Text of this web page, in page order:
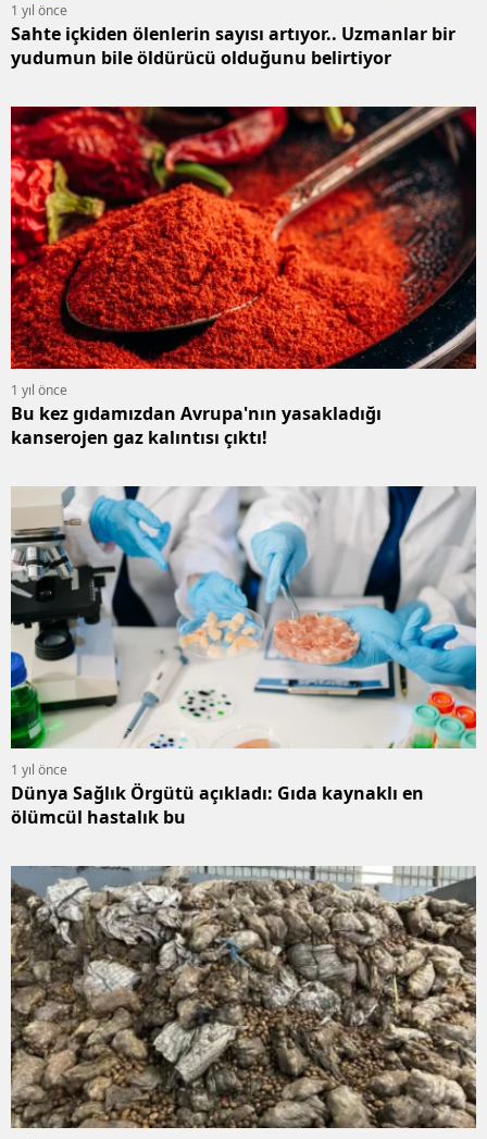
1 yıl önce
Sahte içkiden ölenlerin sayısı artıyor.. Uzmanlar bir
yudumun bile öldürücü olduğunu belirtiyor
1 yıl önce
Bu kez gıdamızdan Avrupa'nın yasakladığı
kanserojen gaz kalıntısı çıktı!
1 yıl önce
Dünya Sağlık Örgütü açıkladı: Gıda kaynaklı en
ölümcül hastalık bu